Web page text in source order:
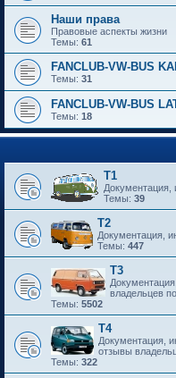
Наши права
Правовые аспекты жизни
Темы: 61
FANCLUB-VW-BUS
Темы: 31
FANCLUB-VW-BUS
Темы: 18
T1
Документация,
Темы: 39
T2
Документация,
Темы: 447
T3
владельцев
Темы: 5502
T4
Документация,
отзывы
Темы: 322